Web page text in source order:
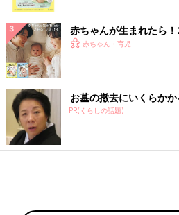
赤ちゃんが生まれたら！
赤ちゃん・育児
お墓の撤去にいくらか
PR(くらしの話題)